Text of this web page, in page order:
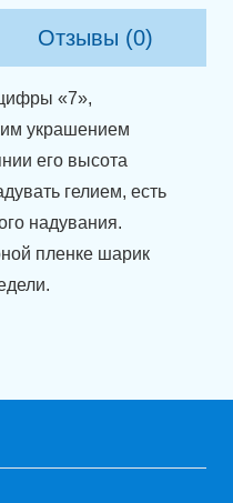
Отзывы (0)
«7»,
украшением
его высота
гелием, есть
надувания.
пленке шарик